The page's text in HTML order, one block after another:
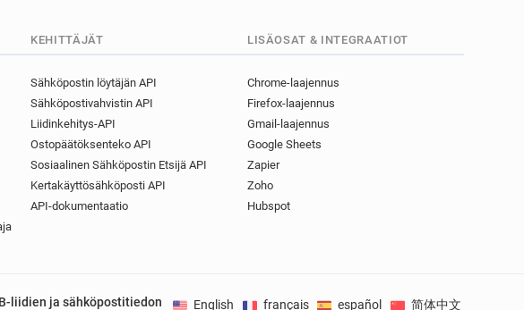
KEHITTÄJÄT
Sähköpostin löytäjän API
Sähköpostivahvistin API
Liidinkehitys-API
Ostopäätöksenteko API
Sosiaalinen Sähköpostin Etsijä API
Kertakäyttösähköposti API
API-dokumentaatio
LISÄOSAT & INTEGRAATIOT
Chrome-laajennus
Firefox-laajennus
Gmail-laajennus
Google Sheets
Zapier
Zoho
Hubspot
liidien ja sähköpostitiedon
English français español 简体中文